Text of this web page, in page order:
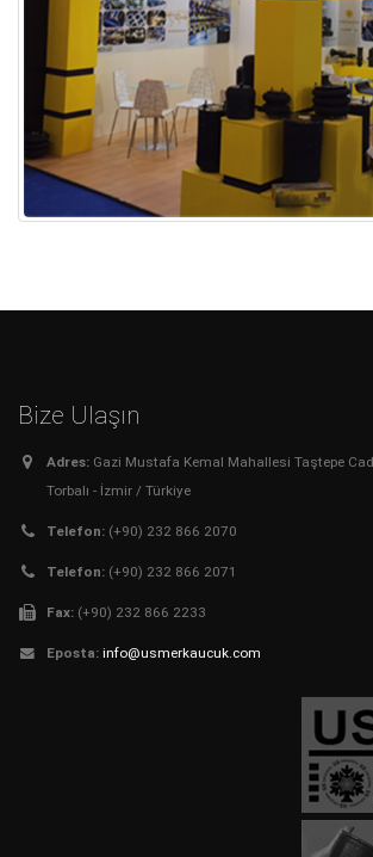
Bize Ulaşın
Adres: Gazi Mustafa Kemal Mahallesi Taştepe
Torbalı - İzmir / Türkiye
Telefon: (+90) 232 866 2070
Telefon: (+90) 232 866 2071
Fax: (+90) 232 866 2233
Eposta: info@usmerkaucuk.com